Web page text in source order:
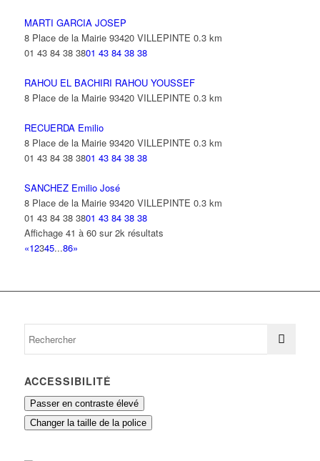
MARTI GARCIA JOSEP
8 Place de la Mairie 93420 VILLEPINTE 0.3 km
01 43 84 38 3801 43 84 38 38
RAHOU EL BACHIRI RAHOU YOUSSEF
8 Place de la Mairie 93420 VILLEPINTE 0.3 km
RECUERDA Emilio
8 Place de la Mairie 93420 VILLEPINTE 0.3 km
01 43 84 38 3801 43 84 38 38
SANCHEZ Emilio José
8 Place de la Mairie 93420 VILLEPINTE 0.3 km
01 43 84 38 3801 43 84 38 38
Affichage 41 à 60 sur 2k résultats
«12345...86»
ACCESSIBILITÉ
Passer en contraste élevé
Changer la taille de la police